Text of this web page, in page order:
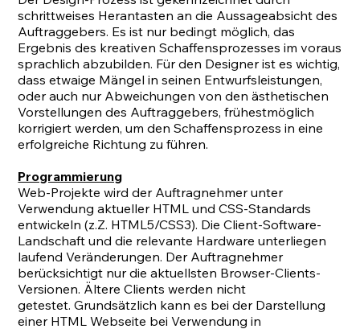
schrittweises Herantasten an die Aussageabsicht des
Auftraggebers. Es ist nur bedingt möglich, das
Ergebnis des kreativen Schaffensprozesses im voraus
sprachlich abzubilden. Für den Designer ist es wichtig,
dass etwaige Mängel in seinen Entwurfsleistungen,
oder auch nur Abweichungen von den ästhetischen
Vorstellungen des Auftraggebers, frühestmöglich
korrigiert werden, um den Schaffensprozess in eine
erfolgreiche Richtung zu führen.
Programmierung
Web-Projekte wird der Auftragnehmer unter
Verwendung aktueller HTML und CSS-Standards
entwickeln (z.Z. HTML5/CSS3). Die Client-Software-
Landschaft und die relevante Hardware unterliegen
laufend Veränderungen. Der Auftragnehmer
berücksichtigt nur die aktuellsten Browser-Clients-
Versionen. Ältere Clients werden nicht
getestet. Grundsätzlich kann es bei der Darstellung
einer HTML Webseite bei Verwendung in